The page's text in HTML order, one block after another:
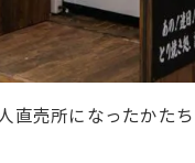
直売所になったかた